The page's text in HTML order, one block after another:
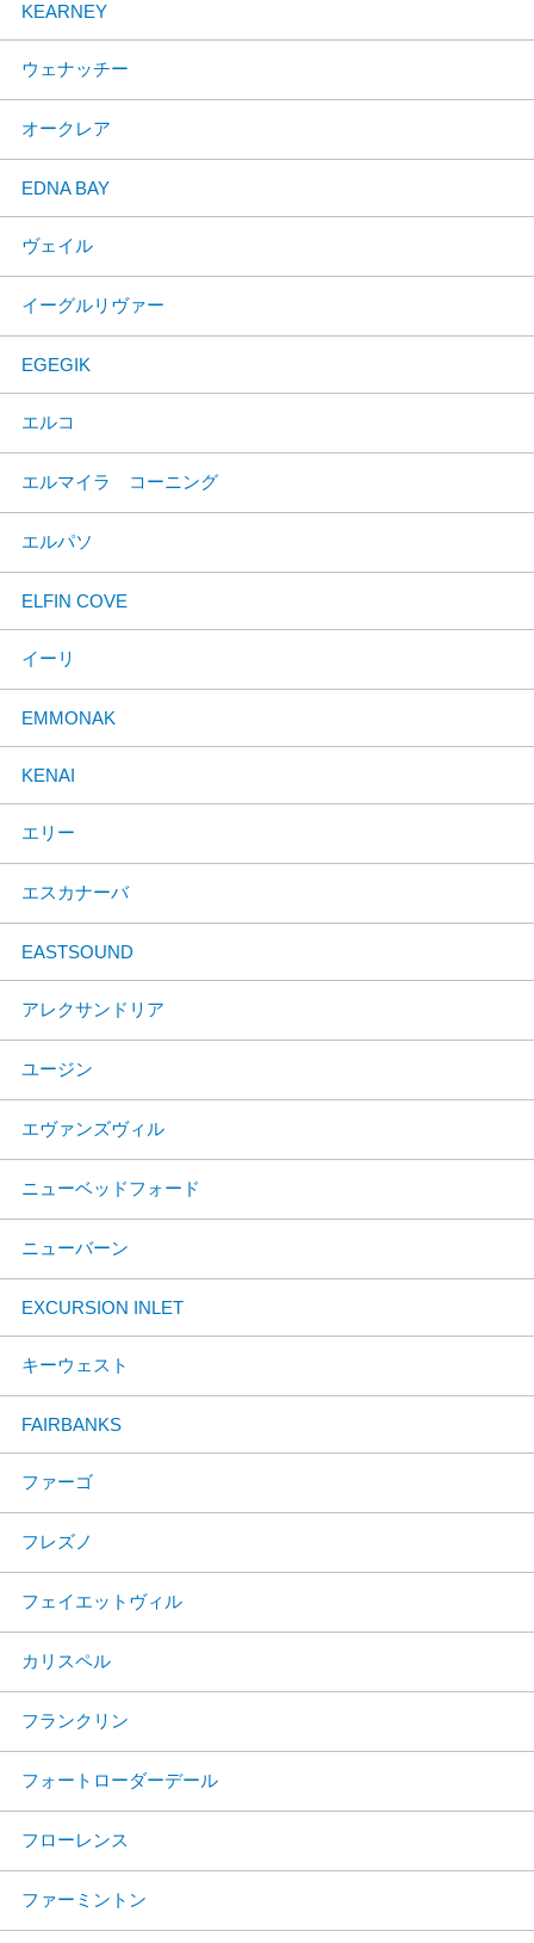
KEARNEY
ウェナッチー
オークレア
EDNA BAY
ヴェイル
イーグルリヴァー
EGEGIK
エルコ
エルマイラ コーニング
エルパソ
ELFIN COVE
イーリ
EMMONAK
KENAI
エリー
エスカナーバ
EASTSOUND
アレクサンドリア
ユージン
エヴァンズヴィル
ニューベッドフォード
ニューバーン
EXCURSION INLET
キーウェスト
FAIRBANKS
ファーゴ
フレズノ
フェイエットヴィル
カリスペル
フランクリン
フォートローダーデール
フローレンス
ファーミントン